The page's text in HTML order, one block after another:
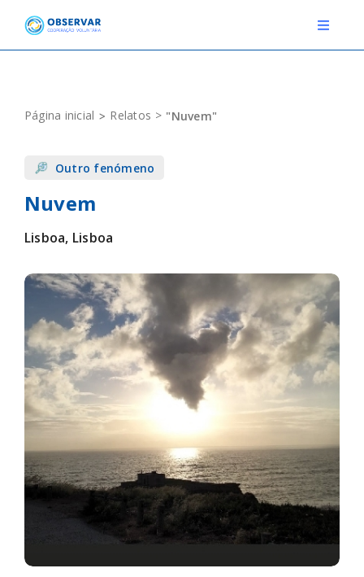
content
Toggle
EVENTOS
DEFINIÇÕES
F.A.Q.
Novo relato Login
Página inicial Relatos "Nuvem"
Outro fenómeno
Nuvem
Lisboa, Lisboa